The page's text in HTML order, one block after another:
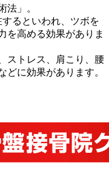
法」。
るといわれ、ツボを
を高める効果がありま
ストレス、肩こり、腰
どに効果があります。